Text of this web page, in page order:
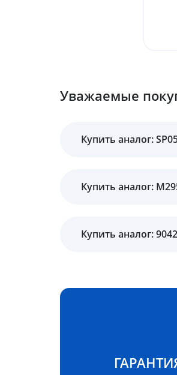
Уважаемые
Купить аналог:
Купить аналог:
Купить аналог: